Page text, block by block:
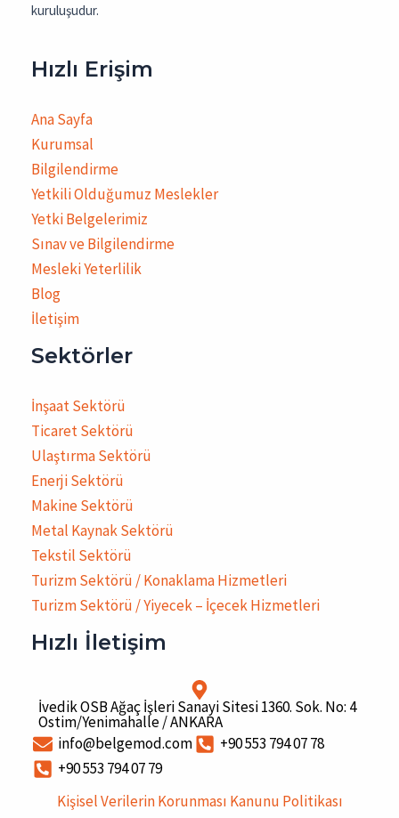
kuruluşudur.
Hızlı Erişim
Ana Sayfa
Kurumsal
Bilgilendirme
Yetkili Olduğumuz Meslekler
Yetki Belgelerimiz
Sınav ve Bilgilendirme
Mesleki Yeterlilik
Blog
İletişim
Sektörler
İnşaat Sektörü
Ticaret Sektörü
Ulaştırma Sektörü
Enerji Sektörü
Makine Sektörü
Metal Kaynak Sektörü
Tekstil Sektörü
Turizm Sektörü / Konaklama Hizmetleri
Turizm Sektörü / Yiyecek – İçecek Hizmetleri
Hızlı İletişim
İvedik OSB Ağaç İşleri Sanayi Sitesi 1360. Sok. No: 4
Ostim/Yenimahalle / ANKARA
info@belgemod.com
+90 553 794 07 78
+90 553 794 07 79
Kişisel Verilerin Korunması Kanunu Politikası